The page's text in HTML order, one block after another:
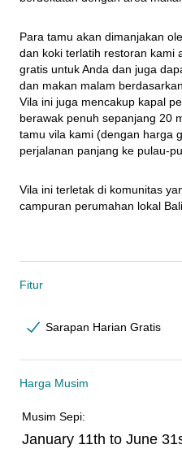
Para tamu akan dimanjakan
dan koki terlatih restoran kami
gratis untuk Anda dan juga
dan makan malam
Vila ini juga mencakup kapal
berawak penuh sepanjang 20
tamu vila kami (dengan harga
perjalanan panjang ke pulau-
Vila ini terletak di komunitas
campuran perumahan lokal
Fitur
Sarapan Harian Gratis
Harga Musim
Musim Sepi:
January 11th to June